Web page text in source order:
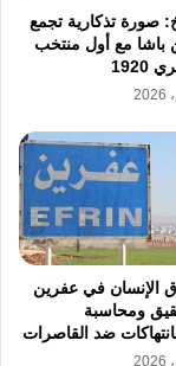
كافة
دون
مجتبى خامنئي
نسخ الرابط
صورة تذكارية تجمع
باشا مع أول منتخب
الإنسان في عفرين
ومحاسبة
ضد القاصرات